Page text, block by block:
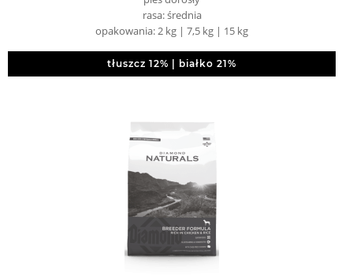
rasa: średnia
opakowania: 2 kg | 7,5 kg | 15 kg
tłuszcz 12% | białko 21%